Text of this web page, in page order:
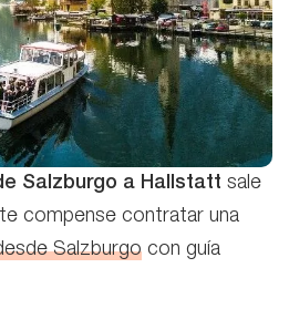
Salzburgo a Hallstatt sale
compense contratar una
Salzburgo con guía